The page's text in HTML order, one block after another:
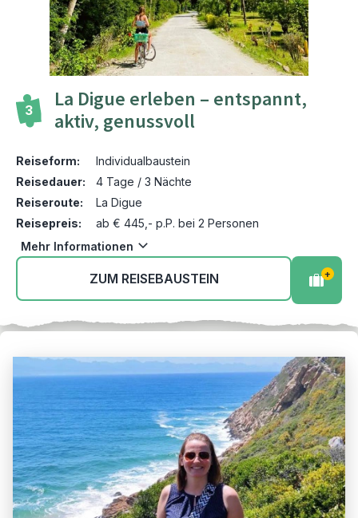
3
La Digue erleben – entspannt,
aktiv, genussvoll
Reiseform:
Individualbaustein
Reisedauer:
4 Tage / 3 Nächte
Reiseroute:
La Digue
Reisepreis:
ab € 445,- p.P. bei 2 Personen
Mehr Informationen
ZUM REISEBAUSTEIN +